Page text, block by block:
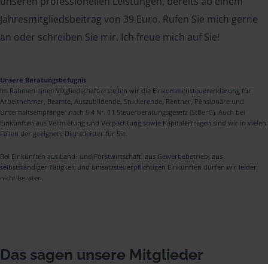
Jahresmitgliedsbeitrag von 39 Euro. Rufen Sie mich gerne
an oder schreiben Sie mir. Ich freue mich auf Sie!
Unsere Beratungsbefugnis
Im Rahmen einer Mitgliedschaft erstellen wir die Einkommensteuererklärung für
Arbeitnehmer, Beamte, Auszubildende, Studierende, Rentner, Pensionäre und
Unterhaltsempfänger nach § 4 Nr. 11 Steuerberatungsgesetz (StBerG). Auch bei
Einkünften aus Vermietung und Verpachtung sowie Kapitalerträgen sind wir in vielen
Fällen der geeignete Dienstleister für Sie.
Bei Einkünften aus Land- und Forstwirtschaft, aus Gewerbebetrieb, aus
selbstständiger Tätigkeit und umsatzsteuerpflichtigen Einkünften dürfen wir leider
nicht beraten.
Das sagen unsere Mitglieder